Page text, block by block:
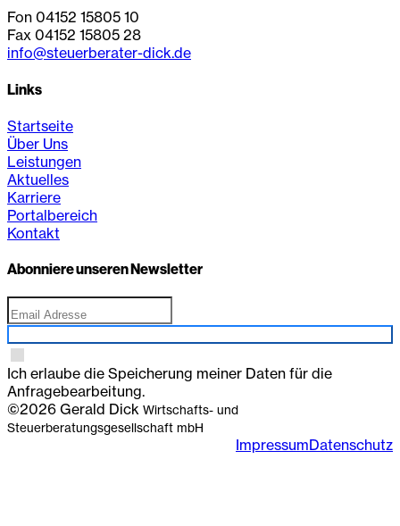
Fon 04152 15805 10
Fax 04152 15805 28
info@steuerberater-dick.de
Links
Startseite
Über Uns
Leistungen
Aktuelles
Karriere
Portalbereich
Kontakt
Abonniere unseren Newsletter
Ich erlaube die Speicherung meiner Daten für die
Anfragebearbeitung.
©2026 Gerald Dick Wirtschafts- und
Steuerberatungsgesellschaft mbH
ImpressumDatenschutz